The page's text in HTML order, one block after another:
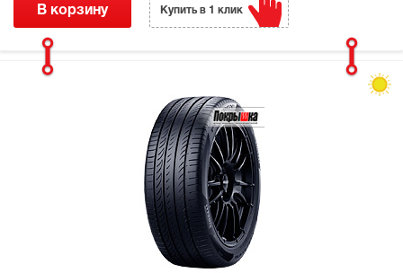
В корзину Купить в 1 клик